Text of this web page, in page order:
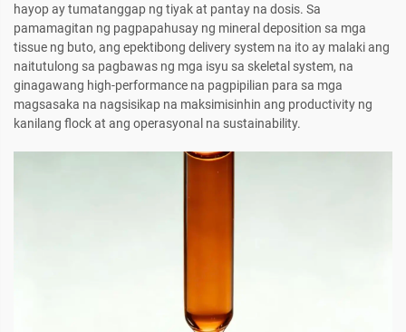
hayop ay tumatanggap ng tiyak at pantay na dosis. Sa
pamamagitan ng pagpapahusay ng mineral deposition sa mga
tissue ng buto, ang epektibong delivery system na ito ay malaki ang
naitutulong sa pagbawas ng mga isyu sa skeletal system, na
ginagawang high-performance na pagpipilian para sa mga
magsasaka na nagsisikap na maksimisinhin ang productivity ng
kanilang flock at ang operasyonal na sustainability.